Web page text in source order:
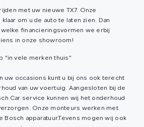
met uw nieuwe TX7. Onze
om u de auto te laten zien. Dan
financieringsvormen we erbij
in onze showroom!
“in vele merken thuis”
uw occasions kunt u bij ons ook terecht
van uw voertuig. Aangesloten bij de
Car service kunnen wij het onderhoud
Onze monteurs werken met
Bosch apparatuur.Tevens mogen wij ook